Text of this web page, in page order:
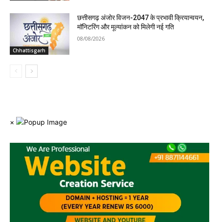
Chhattisgarh
छत्तीसगढ़ अंजोर विजन-2047 के प्रभावी क्रियान्वयन,
मॉनिटरिंग और मूल्यांकन को मिलेगी नई गति
08/08/2026
×